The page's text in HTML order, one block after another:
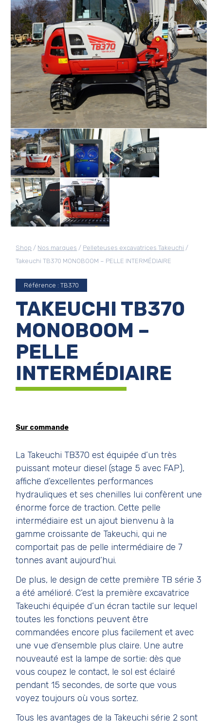
Shop / Nos marques / Pelleteuses excavatrices Takeuchi /
Takeuchi TB370 MONOBOOM – PELLE INTERMÉDIAIRE
Référence : TB370
TAKEUCHI TB370
MONOBOOM –
PELLE
INTERMÉDIAIRE
Sur commande
La Takeuchi TB370 est équipée d’un très
puissant moteur diesel (stage 5 avec FAP),
affiche d’excellentes performances
hydrauliques et ses chenilles lui confèrent une
énorme force de traction. Cette pelle
intermédiaire est un ajout bienvenu à la
gamme croissante de Takeuchi, qui ne
comportait pas de pelle intermédiaire de 7
tonnes avant aujourd’hui.
De plus, le design de cette première TB série 3
a été amélioré. C’est la première excavatrice
Takeuchi équipée d’un écran tactile sur lequel
toutes les fonctions peuvent être
commandées encore plus facilement et avec
une vue d’ensemble plus claire. Une autre
nouveauté est la lampe de sortie: dès que
vous coupez le contact, le sol est éclairé
pendant 15 secondes, de sorte que vous
voyez toujours où vous sortez.
Tous les avantages de la Takeuchi série 2 sont